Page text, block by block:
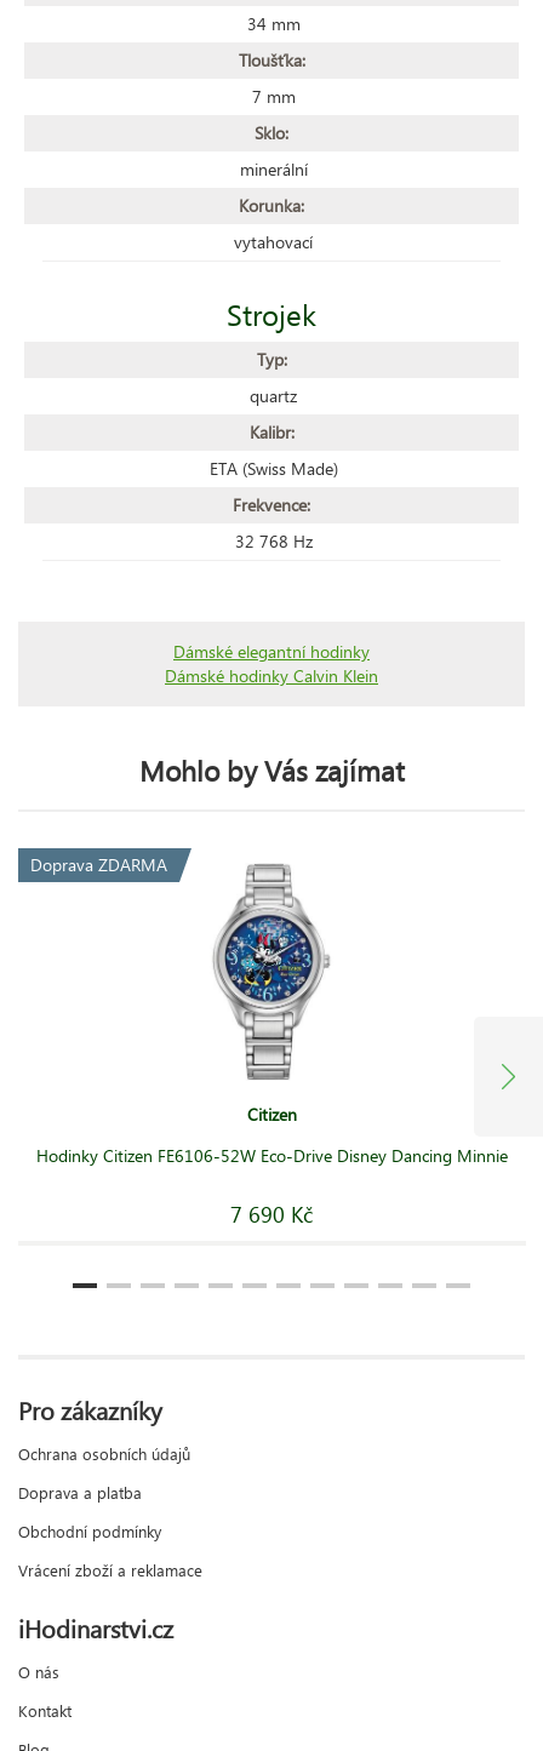
34 mm
Tloušťka:
7 mm
Sklo:
minerální
Korunka:
vytahovací
Strojek
Typ:
quartz
Kalibr:
ETA (Swiss Made)
Frekvence:
32 768 Hz
Dámské elegantní hodinky
Dámské hodinky Calvin Klein
Mohlo by Vás zajímat
Doprava ZDARMA
Citizen
Hodinky Citizen FE6106-52W Eco-Drive Disney Dancing Minnie
7 690 Kč
Pro zákazníky
Ochrana osobních údajů
Doprava a platba
Obchodní podmínky
Vrácení zboží a reklamace
iHodinarstvi.cz
O nás
Kontakt